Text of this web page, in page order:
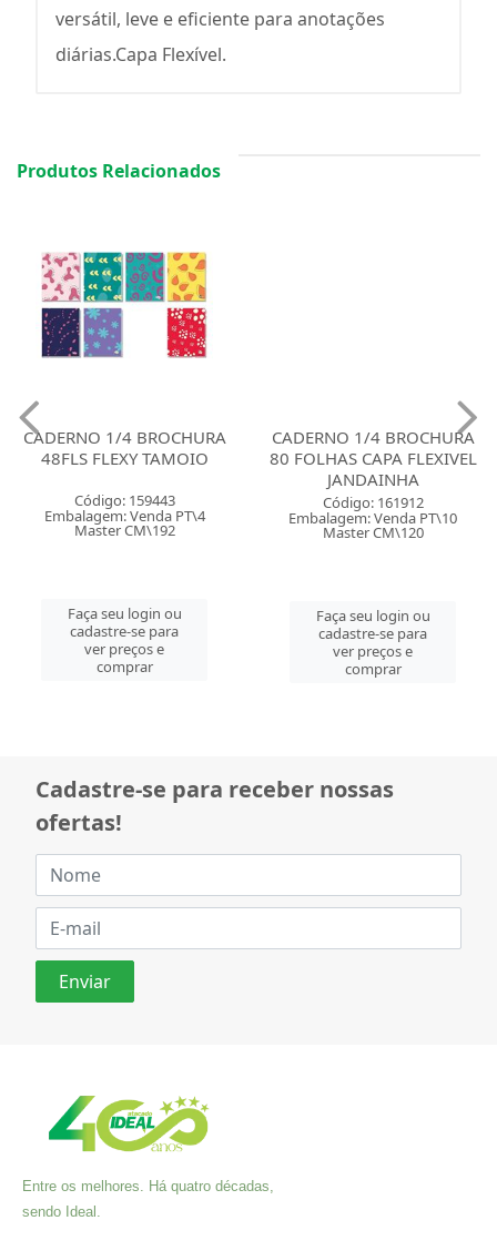
versátil, leve e eficiente para anotações
diárias.Capa Flexível.
Produtos Relacionados
CADERNO 1/4 BROCHURA
48FLS FLEXY TAMOIO
Código: 159443
Embalagem: Venda PT\4
Master CM\192
Faça seu login ou
cadastre-se para
ver preços e
comprar
CADERNO 1/4 BROCHURA
80 FOLHAS CAPA FLEXIVEL
JANDAINHA
Código: 161912
Embalagem: Venda PT\10
Master CM\120
Faça seu login ou
cadastre-se para
ver preços e
comprar
Cadastre-se para receber nossas
ofertas!
Entre os melhores. Há quatro décadas,
sendo Ideal.